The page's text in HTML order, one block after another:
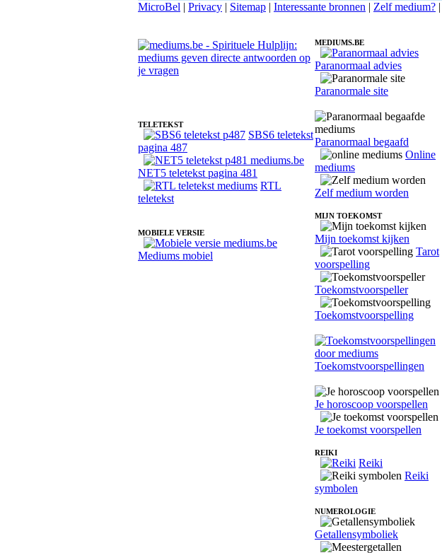
MicroBel | Privacy | Sitemap | Interessante bronnen | Zelf medium? |
TELETEKST
SBS6 teletekst
pagina 487
NET5 teletekst pagina 481
RTL
teletekst
MOBIELE VERSIE
Mediums mobiel
MEDIUMS.BE
Paranormaal advies
Paranormale site
Paranormaal begaafd
Online
mediums
Zelf medium worden
MIJN TOEKOMST
Mijn toekomst kijken
Tarot
voorspelling
Toekomstvoorspeller
Toekomstvoorspelling
Toekomstvoorspellingen
Je horoscoop voorspellen
Je toekomst voorspellen
REIKI
Reiki
Reiki
symbolen
NUMEROLOGIE
Getallensymboliek